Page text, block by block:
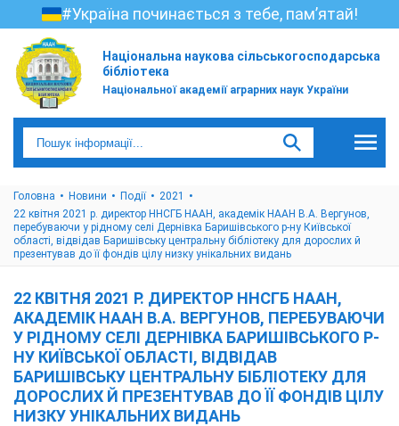
#Україна починається з тебе, пам’ятай!
Національна наукова сільськогосподарська
бібліотека
Національної академії аграрних наук України
Головна Новини Події
2021
22 квітня 2021 р. директор ННСГБ НААН, академік НААН В.А. Вергунов,
перебуваючи у рідному селі Дернівка Баришівського р-ну Київської
області, відвідав Баришівську центральну бібліотеку для дорослих й
презентував до її фондів цілу низку унікальних видань
22 КВІТНЯ 2021 Р. ДИРЕКТОР ННСГБ НААН,
АКАДЕМІК НААН В.А. ВЕРГУНОВ, ПЕРЕБУВАЮЧИ
У РІДНОМУ СЕЛІ ДЕРНІВКА БАРИШІВСЬКОГО Р-
НУ КИЇВСЬКОЇ ОБЛАСТІ, ВІДВІДАВ
БАРИШІВСЬКУ ЦЕНТРАЛЬНУ БІБЛІОТЕКУ ДЛЯ
ДОРОСЛИХ Й ПРЕЗЕНТУВАВ ДО ЇЇ ФОНДІВ ЦІЛУ
НИЗКУ УНІКАЛЬНИХ ВИДАНЬ